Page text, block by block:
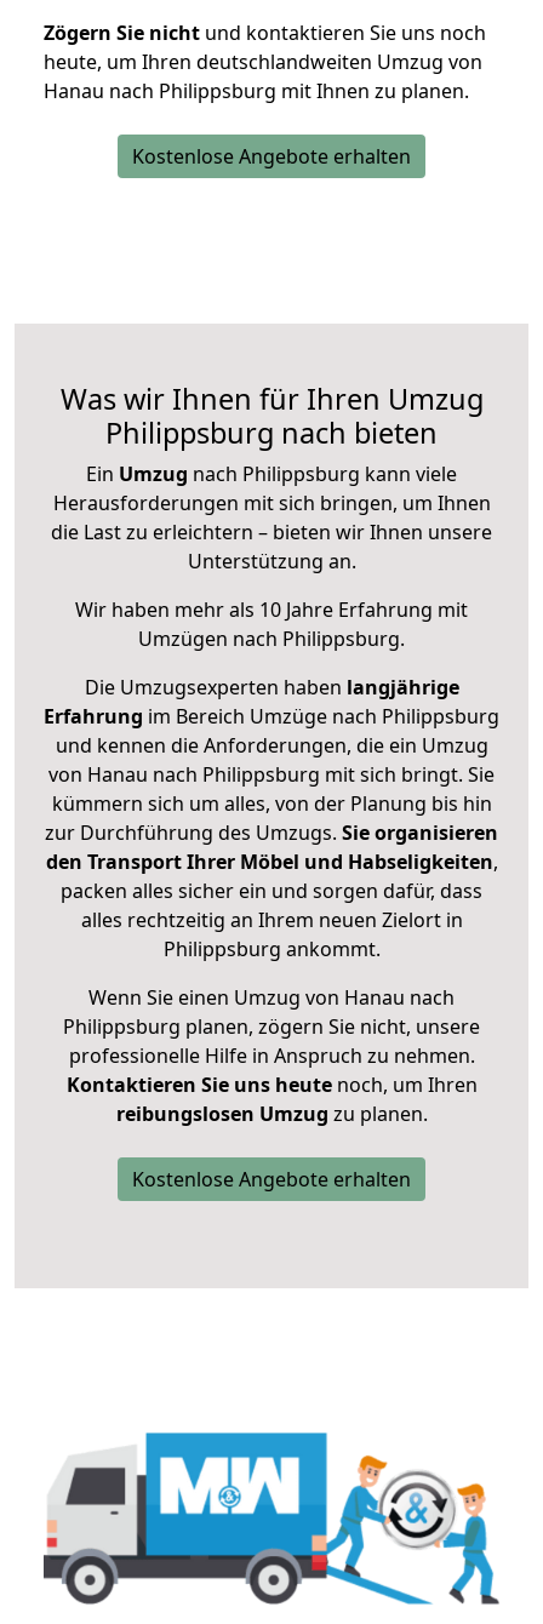
Zögern Sie nicht und kontaktieren Sie uns noch
heute, um Ihren deutschlandweiten Umzug von
Hanau nach Philippsburg mit Ihnen zu planen.
Kostenlose Angebote erhalten
Was wir Ihnen für Ihren Umzug
Philippsburg nach bieten
Ein Umzug nach Philippsburg kann viele
Herausforderungen mit sich bringen, um Ihnen
die Last zu erleichtern – bieten wir Ihnen unsere
Unterstützung an.
Wir haben mehr als 10 Jahre Erfahrung mit
Umzügen nach Philippsburg.
Die Umzugsexperten haben langjährige
Erfahrung im Bereich Umzüge nach Philippsburg
und kennen die Anforderungen, die ein Umzug
von Hanau nach Philippsburg mit sich bringt. Sie
kümmern sich um alles, von der Planung bis hin
zur Durchführung des Umzugs. Sie organisieren
den Transport Ihrer Möbel und Habseligkeiten,
packen alles sicher ein und sorgen dafür, dass
alles rechtzeitig an Ihrem neuen Zielort in
Philippsburg ankommt.
Wenn Sie einen Umzug von Hanau nach
Philippsburg planen, zögern Sie nicht, unsere
professionelle Hilfe in Anspruch zu nehmen.
Kontaktieren Sie uns heutenoch, um Ihren
reibungslosen Umzug zu planen.
Kostenlose Angebote erhalten